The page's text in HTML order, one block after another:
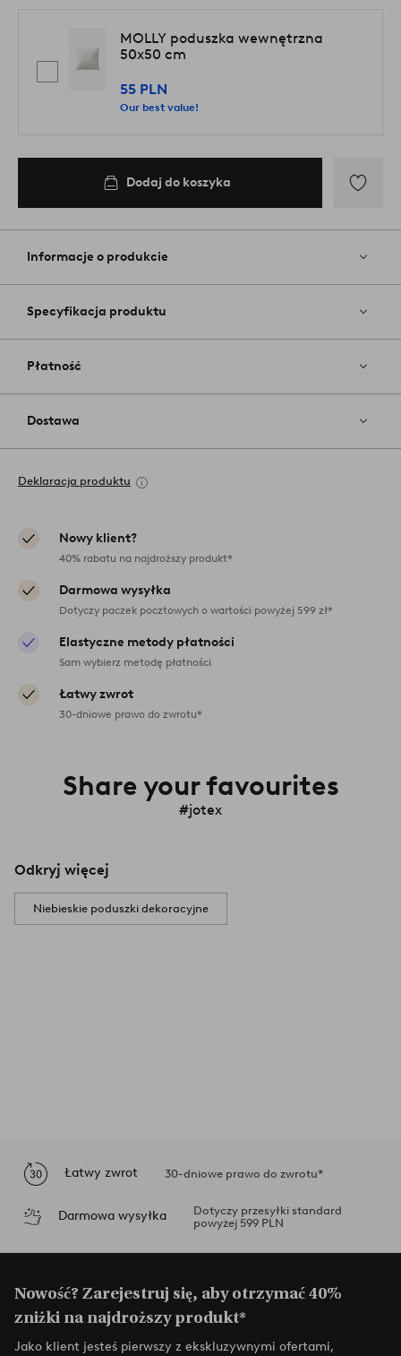
MOLLY poduszka wewnętrzna
50x50 cm
55 PLN
Our best value!
Dodaj do koszyka
do
Informacje o produkcie
Specyfikacja produktu
Płatność
Dostawa
Deklaracja produktu
Nowy klient?
40% rabatu na najdroższy produkt*
Darmowa wysyłka
Dotyczy paczek pocztowych o wartości powyżej 599 zł*
Elastyczne metody płatności
Sam wybierz metodę płatności
Łatwy zwrot
30-dniowe prawo do zwrotu*
Share your favourites
#jotex
Odkryj więcej
Niebieskie poduszki dekoracyjne
Łatwy zwrot 30-dniowe prawo do zwrotu*
Darmowa wysyłka
Dotyczy przesyłki standard
powyżej 599 PLN
Nowość? Zarejestruj się, aby otrzymać 40%
zniżki na najdroższy produkt*
Jako klient jesteś pierwszy z ekskluzywnymi ofertami,